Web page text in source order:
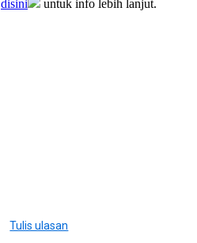
disini untuk info lebih lanjut.
Tulis ulasan